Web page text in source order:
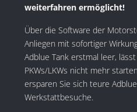
weiterfahren ermöglicht!
Über die Software der
Anliegen mit sofortiger
Adblue Tank erstmal leer,
PKWs/LKWs nicht mehr
ersparen Sie sich teure
Werkstattbesuche.